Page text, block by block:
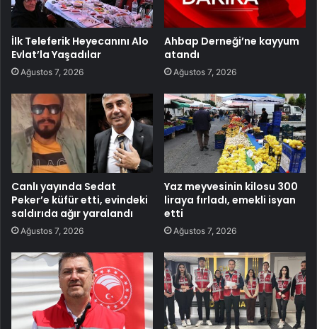
İlk Teleferik Heyecanını Alo
Evlat’la Yaşadılar
Ağustos 7, 2026
Ahbap Derneği’ne kayyum
atandı
Ağustos 7, 2026
Canlı yayında Sedat
Peker’e küfür etti, evindeki
saldırıda ağır yaralandı
Ağustos 7, 2026
Yaz meyvesinin kilosu 300
liraya fırladı, emekli isyan
etti
Ağustos 7, 2026